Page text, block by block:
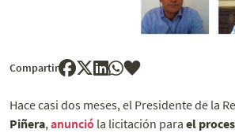
Compartir
Hace casi dos meses, el Presidente de la
Piñera,anunció la licitación para el